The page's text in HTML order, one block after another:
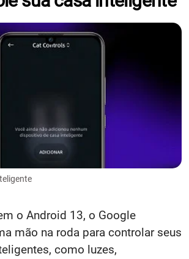
o Android 13, o Google
mão na roda para controlar seus
como luzes,